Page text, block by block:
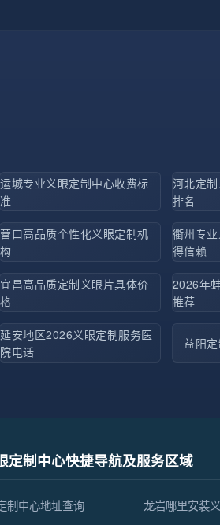
运城专业义眼定制中心收费标
准
河北定
排名
营口高品质个性化义眼定制机
构
衢州专
得信赖
宜昌高品质定制义眼片具体价
格
2026年
推荐
延安地区2026义眼定制服务医
院电话
益阳
定制中心快捷导航及服务区域
制中心地址查询 龙岩哪里安装